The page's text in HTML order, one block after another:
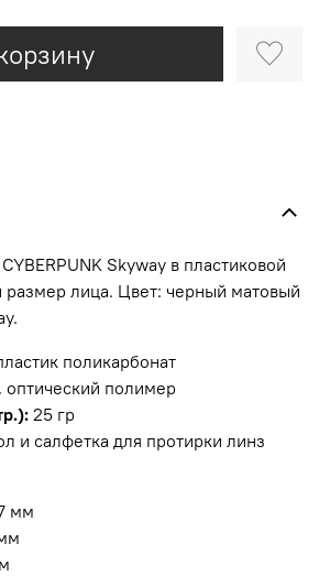
Skyway в пластиковой
размер лица. Цвет: черный матовый
поликарбонат
оптический полимер
25 гр
и салфетка для протирки линз
мм